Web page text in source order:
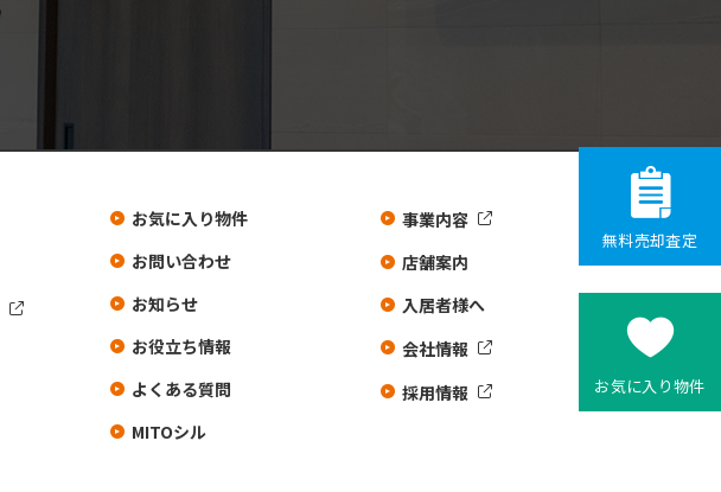
お気に入り物件
お問い合わせ
お知らせ
お役立ち情報
よくある質問
MITOシル
事業内容
店舗案内
入居者様へ
会社情報
採用情報
無料売却査定
お気に入り物件